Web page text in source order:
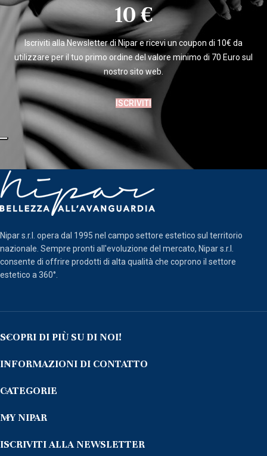
10 €
Iscriviti alla Newsletter di Nipar e ricevi un coupon di 10€ da
utilizzare per il tuo primo ordine del valore minimo di 70 Euro sul
nostro sito web.
ISCRIVITI
Nipar s.r.l. opera dal 1995 nel campo settore estetico sul territorio
nazionale. Sempre pronti all'evoluzione del mercato, Nipar s.r.l.
consente di offrire prodotti di alta qualità che coprono il settore
estetico a 360°.
SCOPRI DI PIÙ SU DI NOI!
INFORMAZIONI DI CONTATTO
CATEGORIE
MY NIPAR
ISCRIVITI ALLA NEWSLETTER